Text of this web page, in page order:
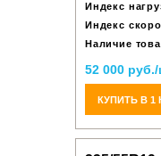
Индекс
Индекс
Наличие
52 000
КУПИТЬ В 1